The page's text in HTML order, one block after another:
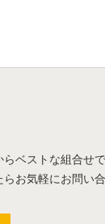
ベストな組合せで
お気軽にお問い合